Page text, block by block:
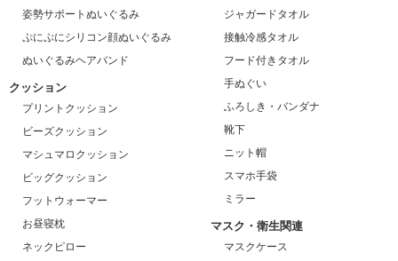
姿勢サポートぬいぐるみ
ぷにぷにシリコン顔ぬいぐるみ
ぬいぐるみヘアバンド
クッション
プリントクッション
ビーズクッション
マシュマロクッション
ビッグクッション
フットウォーマー
お昼寝枕
ネックピロー
ジャガードタオル
接触冷感タオル
フード付きタオル
手ぬぐい
ふろしき・バンダナ
靴下
ニット帽
スマホ手袋
ミラー
マスク・衛生関連
マスクケース